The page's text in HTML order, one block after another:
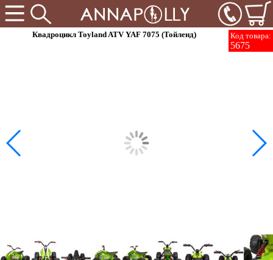
Код товара:
5675
Квадроцикл Toyland ATV YAF 7075 (Тойленд)